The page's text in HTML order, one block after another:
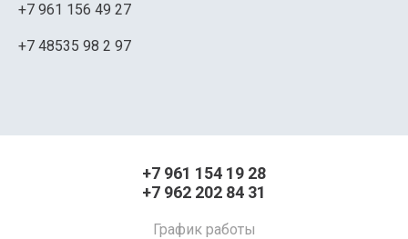
+7 961 156 49 27
+7 48535 98 2 97
+7 961 154 19 28
+7 962 202 84 31
График работы